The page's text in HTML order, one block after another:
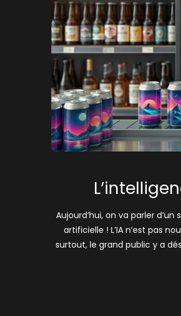
Aujourd’hui, on va parler
artificielle ! L’IA n’est pas
surtout, le grand public y a